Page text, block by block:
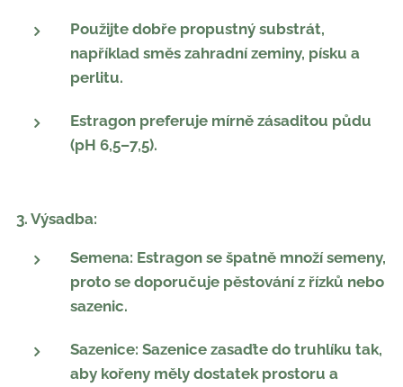
Použijte dobře propustný substrát,
například směs zahradní zeminy, písku a
perlitu.
Estragon preferuje mírně zásaditou půdu
(pH 6,5–7,5).
3. Výsadba:
Semena: Estragon se špatně množí semeny,
proto se doporučuje pěstování z řízků nebo
sazenic.
Sazenice: Sazenice zasaďte do truhlíku tak,
aby kořeny měly dostatek prostoru a